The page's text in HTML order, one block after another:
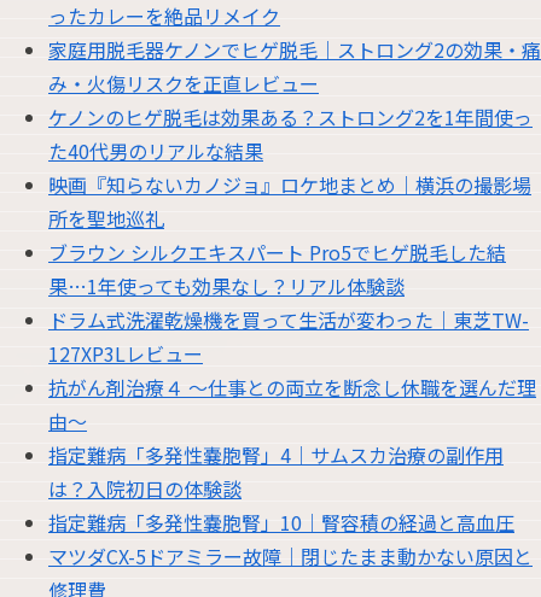
ったカレーを絶品リメイク
家庭用脱毛器ケノンでヒゲ脱毛｜ストロング2の効果・痛
み・火傷リスクを正直レビュー
ケノンのヒゲ脱毛は効果ある？ストロング2を1年間使っ
た40代男のリアルな結果
映画『知らないカノジョ』ロケ地まとめ｜横浜の撮影場
所を聖地巡礼
ブラウン シルクエキスパート Pro5でヒゲ脱毛した結
果…1年使っても効果なし？リアル体験談
ドラム式洗濯乾燥機を買って生活が変わった｜東芝TW-
127XP3Lレビュー
抗がん剤治療４ 〜仕事との両立を断念し休職を選んだ理
由〜
指定難病「多発性嚢胞腎」4｜サムスカ治療の副作用
は？入院初日の体験談
指定難病「多発性嚢胞腎」10｜腎容積の経過と高血圧
マツダCX-5ドアミラー故障｜閉じたまま動かない原因と
修理費